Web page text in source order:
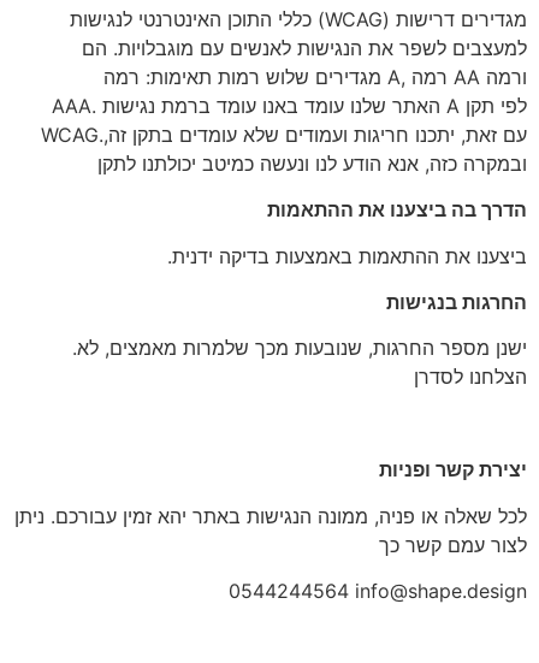
כללי התוכן האינטרנטי לנגישות (WCAG) מגדירים דרישות
למעצבים לשפר את הנגישות לאנשים עם מוגבלויות. הם
מגדירים שלוש רמות תאימות: רמה A, רמה AA ורמה
AAA. האתר שלנו עומד באנו עומד ברמת נגישות A לפי תקן
WCAG.עם זאת, יתכנו חריגות ועמודים שלא עומדים בתקן זה,
ובמקרה כזה, אנא הודע לנו ונעשה כמיטב יכולתנו לתקן
הדרך בה ביצענו את ההתאמות
.ביצענו את ההתאמות באמצעות בדיקה ידנית
החרגות בנגישות
.ישנן מספר החרגות, שנובעות מכך שלמרות מאמצים, לא
הצלחנו לסדרן
יצירת קשר ופניות
לכל שאלה או פניה, ממונה הנגישות באתר יהא זמין עבורכם. ניתן
לצור עמם קשר כך
0544244564 info@shape.design